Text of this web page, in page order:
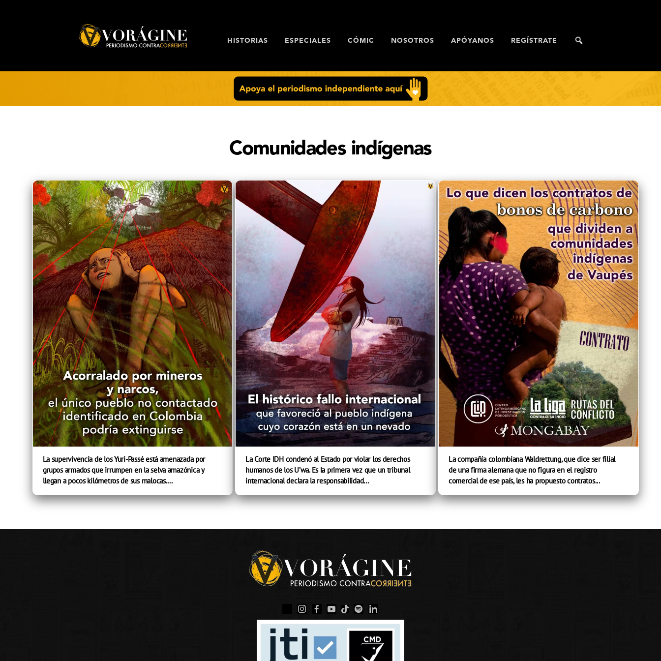
HISTORIAS ESPECIALES CÓMIC NOSOTROS APÓYANOS REGÍSTRATE
Comunidades indígenas
La supervivencia de los Yuri-Passé está amenazada por
grupos armados que irrumpen en la selva amazónica y
llegan a pocos kilómetros de sus malocas....
La Corte IDH condenó al Estado por violar los derechos
humanos de los U’wa. Es la primera vez que un tribunal
internacional declara la responsabilidad...
La compañía colombiana Waldrettung, que dice ser filial
de una firma alemana que no figura en el registro
comercial de ese país, les ha propuesto contratos...